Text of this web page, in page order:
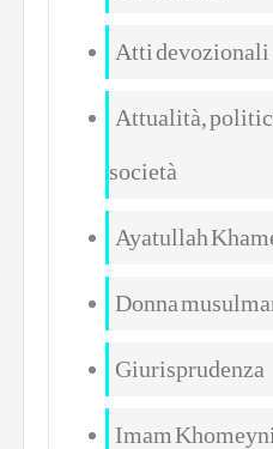
Atti devozionali
Attualità,
società
Ayatullah
Donna
Giurisprudenza
Imam